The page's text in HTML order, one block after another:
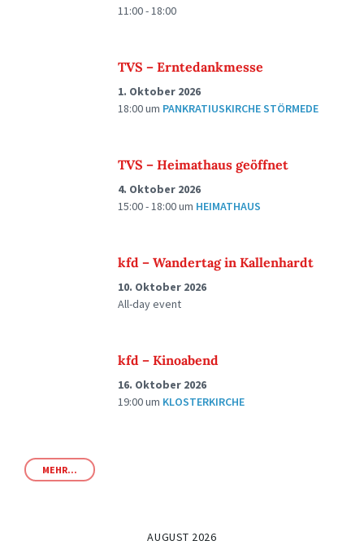
11:00 - 18:00
TVS – Erntedankmesse
1. Oktober 2026
18:00um PANKRATIUSKIRCHE STÖRMEDE
TVS – Heimathaus geöffnet
4. Oktober 2026
15:00 - 18:00um HEIMATHAUS
kfd – Wandertag in Kallenhardt
10. Oktober 2026
All-day event
kfd – Kinoabend
16. Oktober 2026
19:00um KLOSTERKIRCHE
MEHR...
AUGUST 2026